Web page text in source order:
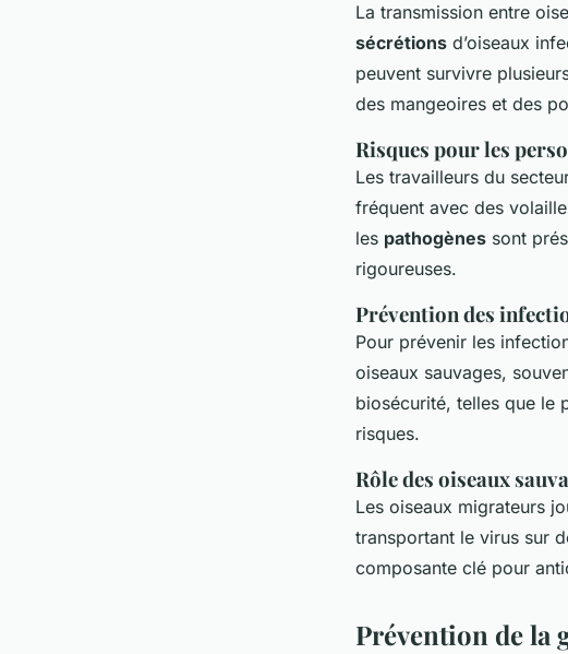
La transmission entre
sécrétions d’oiseaux
peuvent survivre
des mangeoires et des
Risques pour les
Les travailleurs du
fréquent avec des
les pathogènes sont
rigoureuses.
Prévention des
Pour prévenir les
oiseaux sauvages,
biosécurité, telles que le
risques.
Rôle des oiseaux
Les oiseaux migrateurs
transportant le virus sur
composante clé pour
Prévention de la